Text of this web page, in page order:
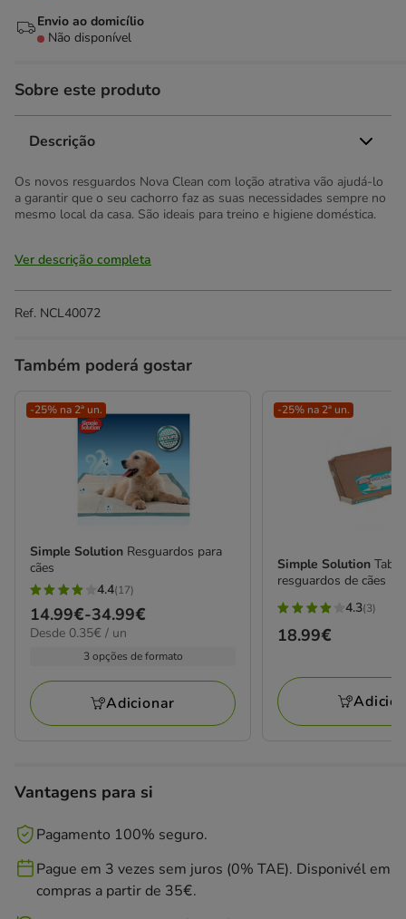
Envio ao domicílio
Não disponível
Sobre este produto
Descrição
Os novos resguardos Nova Clean com loção atrativa vão ajudá-lo
a garantir que o seu cachorro faz as suas necessidades sempre no
mesmo local da casa. São ideais para treino e higiene doméstica.
Ver descrição completa
Ref. NCL40072
Também poderá gostar
-25% na 2ª un.
Simple Solution Resguardos para
cães
4.4
estrelas
com
avaliações
4.4(17)
Preço
de
34.99€
14.99€-34.99€
0.35€
Desde 0.35€ / un
3 opções de formato
Adicionar
-25% na 2ª un.
Simple Solution
resguardos de cães
4.3
estrelas
3
avaliações
4.3(3)
Preço
18.99€
Vantagens para si
Pagamento 100% seguro.
Pague em 3 vezes sem juros (0% TAE). Disponivél em
compras a partir de 35€.